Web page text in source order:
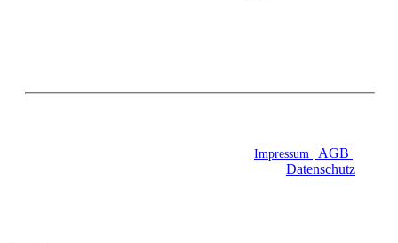
Impressum | AGB |
Datenschutz